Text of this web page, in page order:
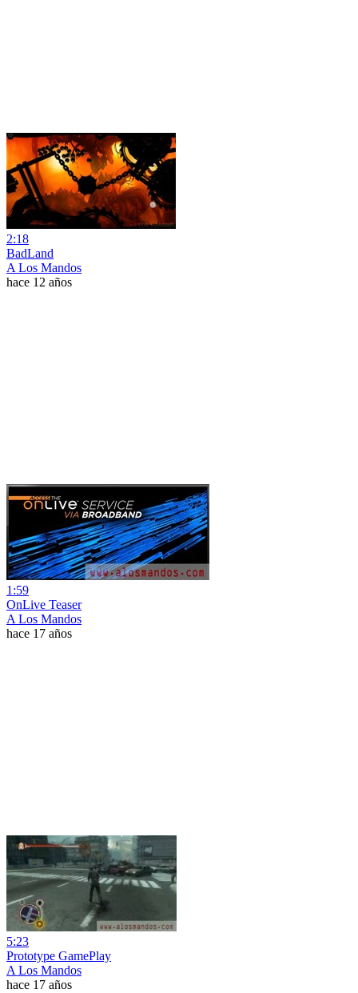
2:18
BadLand
A Los Mandos
hace 12 años
1:59
OnLive Teaser
A Los Mandos
hace 17 años
5:23
Prototype GamePlay
A Los Mandos
hace 17 años